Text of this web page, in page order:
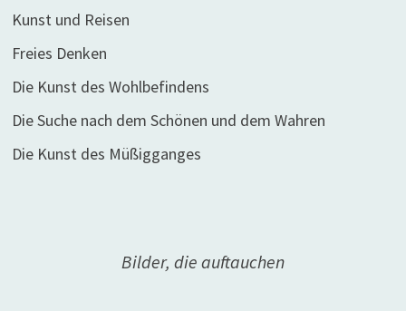
Kunst und Reisen
Freies Denken
Die Kunst des Wohlbefindens
Die Suche nach dem Schönen und dem Wahren
Die Kunst des Müßigganges
Bilder, die auftauchen